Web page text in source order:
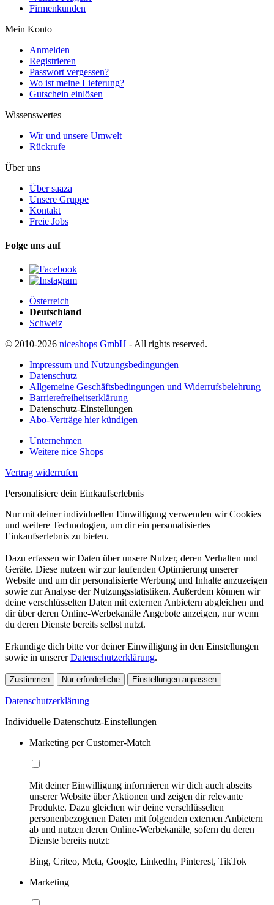
Firmenkunden
Mein Konto
Anmelden
Registrieren
Passwort vergessen?
Wo ist meine Lieferung?
Gutschein einlösen
Wissenswertes
Wir und unsere Umwelt
Rückrufe
Über uns
Über saaza
Unsere Gruppe
Kontakt
Freie Jobs
Folge uns auf
Österreich
Deutschland
Schweiz
© 2010-2026 niceshops GmbH - All rights reserved.
Impressum und Nutzungsbedingungen
Datenschutz
Allgemeine Geschäftsbedingungen und Widerrufsbelehrung
Barrierefreiheitserklärung
Datenschutz-Einstellungen
Abo-Verträge hier kündigen
Unternehmen
Weitere nice Shops
Vertrag widerrufen
Personalisiere dein Einkaufserlebnis
Nur mit deiner individuellen Einwilligung verwenden wir Cookies
und weitere Technologien, um dir ein personalisiertes
Einkaufserlebnis zu bieten.
Dazu erfassen wir Daten über unsere Nutzer, deren Verhalten und
Geräte. Diese nutzen wir zur laufenden Optimierung unserer
Website und um dir personalisierte Werbung und Inhalte anzuzeigen
sowie zur Analyse der Nutzungsstatistiken. Außerdem können wir
deine verschlüsselten Daten mit externen Anbietern abgleichen und
dir über deren Online-Werbekanäle Angebote anzeigen, nur wenn
du deren Dienste bereits selbst nutzt.
Erkundige dich bitte vor deiner Einwilligung in den Einstellungen
sowie in unsererDatenschutzerklärung.
Zustimmen Nur erforderliche Einstellungen anpassen
Datenschutzerklärung
Individuelle Datenschutz-Einstellungen
Marketing per Customer-Match
Mit deiner Einwilligung informieren wir dich auch abseits
unserer Website über Aktionen und zeigen dir relevante
Produkte. Dazu gleichen wir deine verschlüsselten
personenbezogenen Daten mit folgenden externen Anbietern
ab und nutzen deren Online-Werbekanäle, sofern du deren
Dienste bereits nutzt:
Bing, Criteo, Meta, Google, LinkedIn, Pinterest, TikTok
Marketing